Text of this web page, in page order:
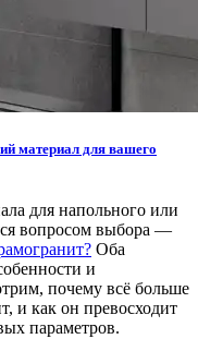
материал для вашего
для напольного или
вопросом выбора —
Оба
и
почему всё больше
и как он превосходит
параметров.